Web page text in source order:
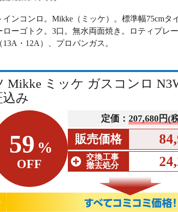
インコンロ。Mikke（ミッケ）。標準幅75cmタ
ローゴトク。3口。無水両面焼き。ロティプレ
13A・12A）、プロパンガス。
Mikke ミッケ ガスコンロ
込み
59 %
OFF
定価： 207,680円(
販売価格
交換工事
撤去処分